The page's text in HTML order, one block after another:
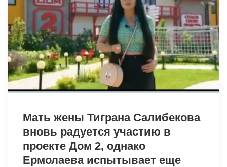
Мать жены Тиграна Салибекова
вновь радуется участию в
проекте Дом 2, однако
Ермолаева испытывает еще